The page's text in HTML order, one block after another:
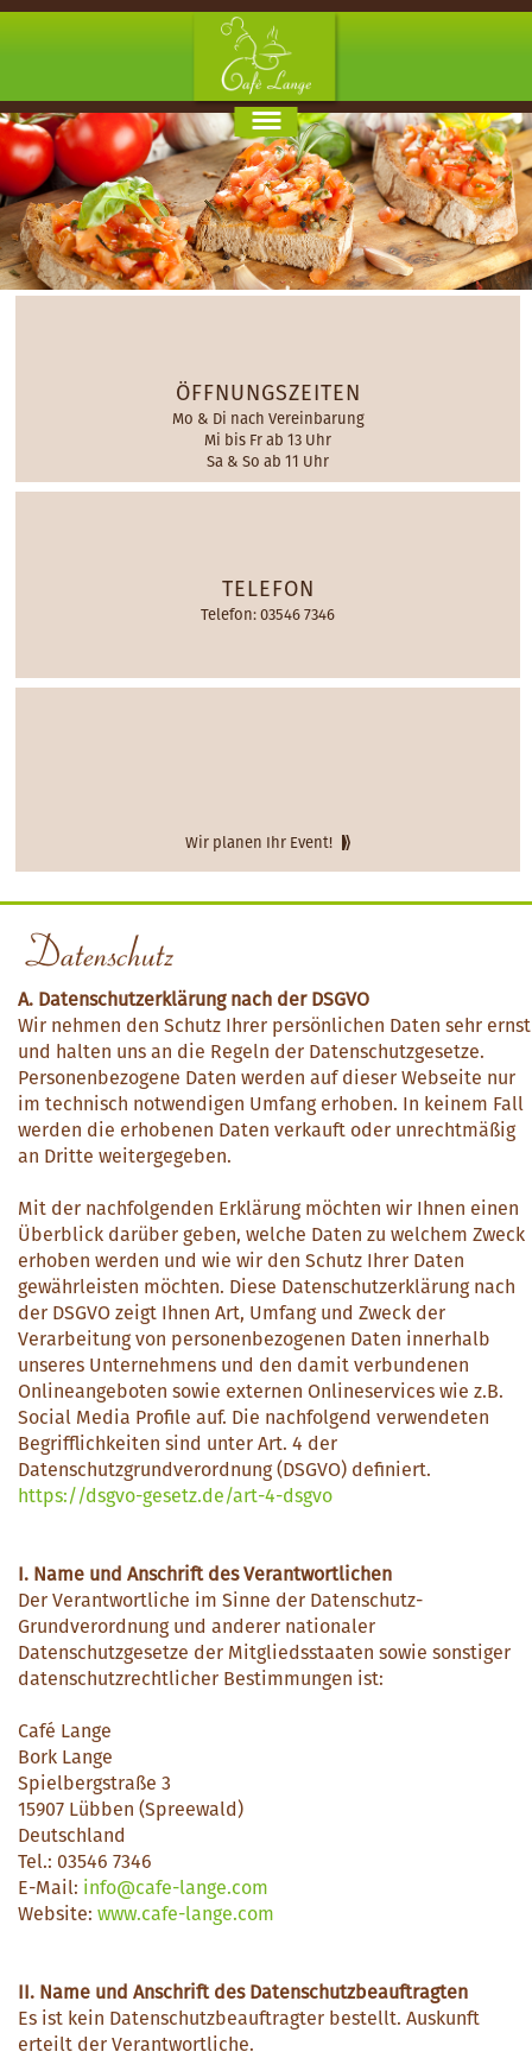
MENU
ÖFFNUNGSZEITEN
Mo & Di nach Vereinbarung
Mi bis Fr ab 13 Uhr
Sa & So ab 11 Uhr
TELEFON
Telefon: 03546 7346
Wir planen Ihr Event!
Datenschutz
A. Datenschutzerklärung nach der DSGVO
Wir nehmen den Schutz Ihrer persönlichen Daten sehr ernst
und halten uns an die Regeln der Datenschutzgesetze.
Personenbezogene Daten werden auf dieser Webseite nur
im technisch notwendigen Umfang erhoben. In keinem Fall
werden die erhobenen Daten verkauft oder unrechtmäßig
an Dritte weitergegeben.
Mit der nachfolgenden Erklärung möchten wir Ihnen einen
Überblick darüber geben, welche Daten zu welchem Zweck
erhoben werden und wie wir den Schutz Ihrer Daten
gewährleisten möchten. Diese Datenschutzerklärung nach
der DSGVO zeigt Ihnen Art, Umfang und Zweck der
Verarbeitung von personenbezogenen Daten innerhalb
unseres Unternehmens und den damit verbundenen
Onlineangeboten sowie externen Onlineservices wie z.B.
Social Media Profile auf. Die nachfolgend verwendeten
Begrifflichkeiten sind unter Art. 4 der
Datenschutzgrundverordnung (DSGVO) definiert.
https://dsgvo-gesetz.de/art-4-dsgvo
I. Name und Anschrift des Verantwortlichen
Der Verantwortliche im Sinne der Datenschutz-
Grundverordnung und anderer nationaler
Datenschutzgesetze der Mitgliedsstaaten sowie sonstiger
datenschutzrechtlicher Bestimmungen ist:
Café Lange
Bork Lange
Spielbergstraße 3
15907 Lübben (Spreewald)
Deutschland
Tel.: 03546 7346
E-Mail: info@cafe-lange.com
Website: www.cafe-lange.com
II. Name und Anschrift des Datenschutzbeauftragten
Es ist kein Datenschutzbeauftragter bestellt. Auskunft
erteilt der Verantwortliche.